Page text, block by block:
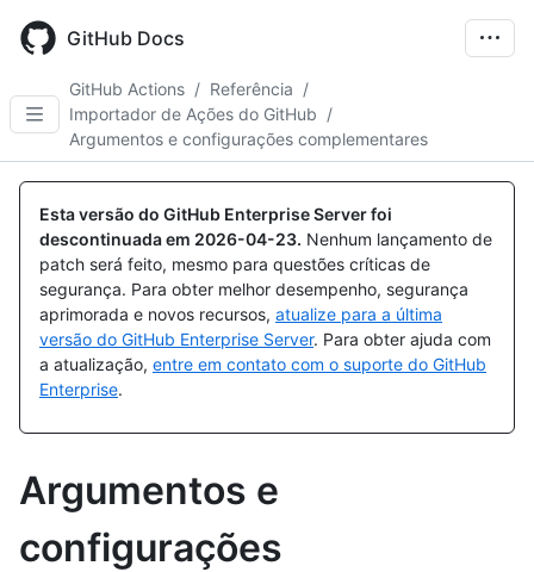
main
GitHub Docs
GitHub Actions / Referência /
Importador de Ações do GitHub /
Argumentos e configurações complementares
Esta versão do GitHub Enterprise Server foi
descontinuada em 2026-04-23. Nenhum lançamento de
patch será feito, mesmo para questões críticas de
segurança. Para obter melhor desempenho, segurança
aprimorada e novos recursos, atualize para a última
versão do GitHub Enterprise Server. Para obter ajuda com
a atualização, entre em contato com o suporte do GitHub
Enterprise.
Argumentos e
configurações